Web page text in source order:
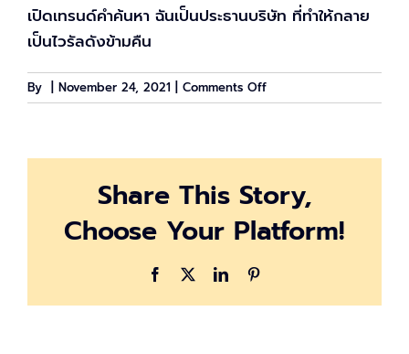
เปิดเทรนด์คำค้นหา ฉันเป็นประธานบริษัท ที่ทำให้กลาย
เป็นไวรัลดังข้ามคืน
By November 24, 2021 Comments Offon
เท
ประธาน
บริษัท
Share This Story,
Choose Your Platform!
Facebook LinkedIn